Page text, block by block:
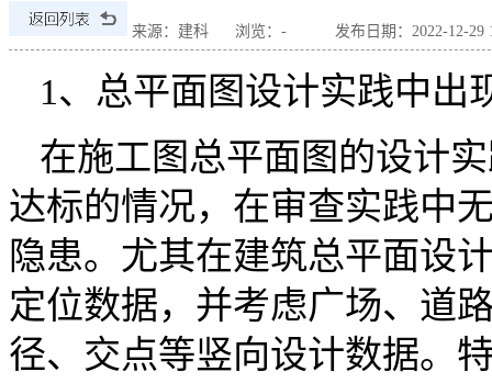
来源：建科 浏览： - 发布日期：2022-12-29
1、总平面图设计实践中出
在施工图总平面图的设计
达标的情况，在审查实践中
隐患。尤其在建筑总平面设
定位数据，并考虑广场、道
径、交点等竖向设计数据。